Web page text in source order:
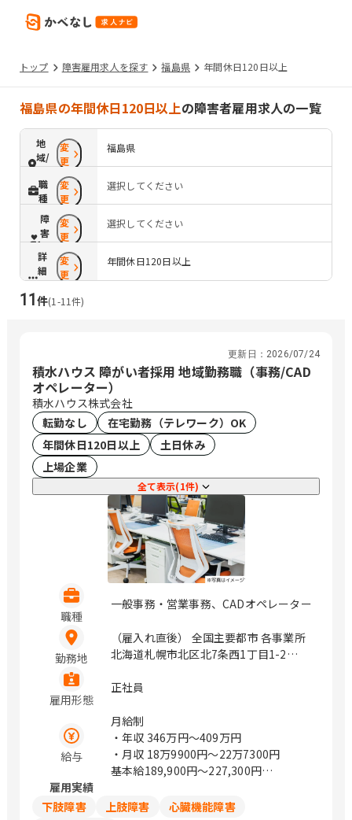
トップ 障害雇用求人を探す 福島県 年間休日120日以上
福島県の年間休日120日以上の障害者雇用求人の一覧
地
域/
路
線
変
更
福島県
職
種
変
更
選択してください
障
害
配
慮
変
更
選択してください
詳
細
条
件
変
更
年間休日120日以上
11件(1 -11件)
更新日： 2026/07/24
積水ハウス 障がい者採用 地域勤務職（事務/CAD
オペレーター）
積水ハウス株式会社
転勤なし
在宅勤務（テレワーク）OK
年間休日120日以上
土日休み
上場企業
全て表示(1件)
職種
一般事務・営業事務、CADオペレーター
勤務地
（雇入れ直後） 全国主要都市 各事業所
北海道札幌市北区北7条西1丁目1-2
前北通1-10橋市盛岡ビル7F 宮城県仙台
ワービル5F） 山形県山形市篭田3-9-5
福島県郡山市本町一丁目4－8 茨城県水
戸市城南1-1-6 （サザン水戸ビル301）
栃木県宇都宮市城東1丁目-11-5 群馬県
ま市浦和区岸町4-26-15 （浦和SHビル
雇用形態
正社員
給与
月給制
・年収 346万円〜409万円
・月収 18万9900円〜22万7300円
基本給189,900円～227,300円
※試用期間中の労働条件は同条件
雇用実績
下肢障害
上肢障害
心臓機能障害